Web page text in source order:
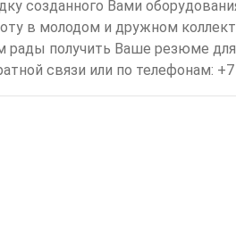
созданного Вами
в молодом и дружном
получить Ваше резюме для
связи или по телефонам: